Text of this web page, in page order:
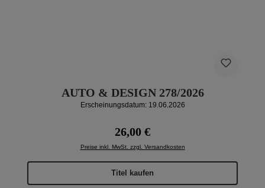
AUTO & DESIGN 278/2026
Erscheinungsdatum: 19.06.2026
Regulärer Preis:
26,00 €
Preise inkl. MwSt. zzgl. Versandkosten
Titel kaufen